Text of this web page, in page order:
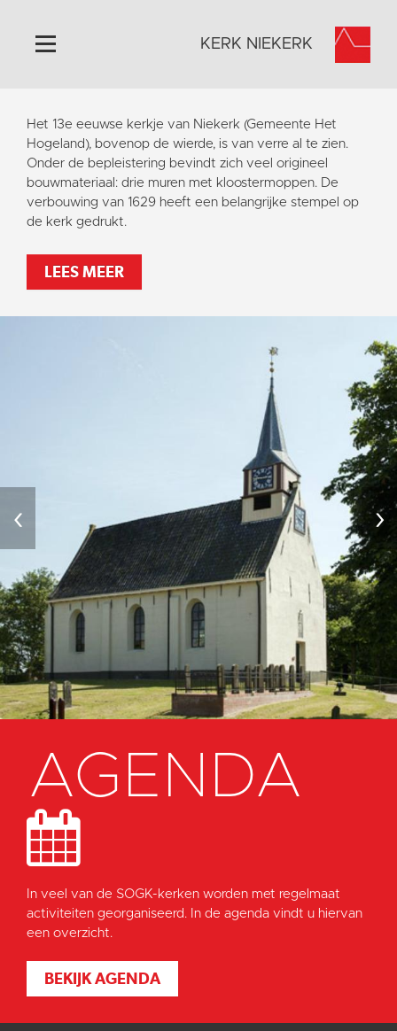
Home
Algemeen
Historie
Omgeving
Activiteiten
Steun ons
Contact
Vaktaal
KERK NIEKERK
Het 13e eeuwse kerkje van Niekerk (Gemeente Het
Hogeland), bovenop de wierde, is van verre al te zien.
Onder de bepleistering bevindt zich veel origineel
bouwmateriaal: drie muren met kloostermoppen. De
verbouwing van 1629 heeft een belangrijke stempel op
de kerk gedrukt.
LEES MEER
‹ ›
AGENDA
In veel van de SOGK-kerken worden met regelmaat
activiteiten georganiseerd. In de agenda vindt u hiervan
een overzicht.
BEKIJK AGENDA